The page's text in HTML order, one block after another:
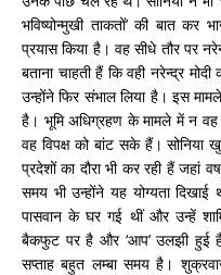
भविष्योन्मुखी ताकतों’ की बात कर
प्रयास किया है। वह सीधे तौर पर
बताना चाहती हैं कि वही नरेन्द्र
उन्होंने फिर संभाल लिया है। इस
है। भूमि अधिग्रहण के मामले में न
वह विपक्ष को बांट सके हैं।
प्रदेशों का दौरा भी कर रही हैं जहां
समय भी उन्होंने यह योग्यतादिखाई
पासवान के घर गई थीं और उन्हें
बैकफुट पर है और ‘आप’ उलझी हुई
सप्ताह बहुत लम्बा समय है।